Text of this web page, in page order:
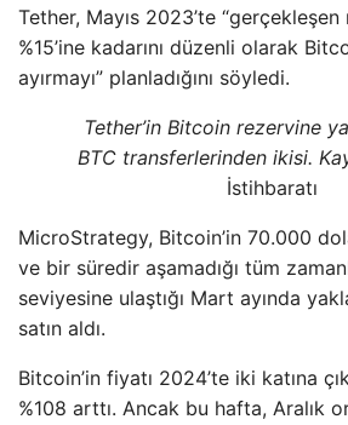
Tether, Mayıs 2023’te “gerçekleşen
%15’ine kadarını düzenli olarak
ayırmayı” planladığını söyledi.
Tether’in Bitcoin rezervine
BTC transferlerinden ikisi.
İstihbaratı
MicroStrategy, Bitcoin’in 70.000
ve bir süredir aşamadığı tüm
seviyesine ulaştığı Mart ayında
satın aldı.
Bitcoin’in fiyatı 2024’te iki katına
%108 arttı. Ancak bu hafta, Aralık